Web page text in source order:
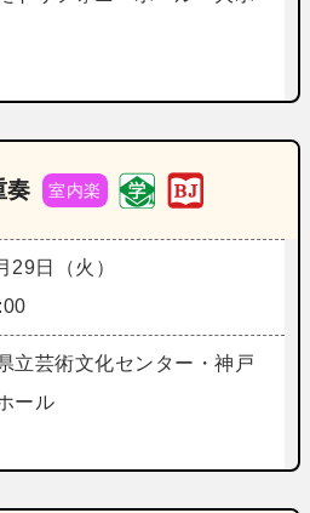
奏 室内楽
29日（火）
立芸術文化センター・神戸
ール